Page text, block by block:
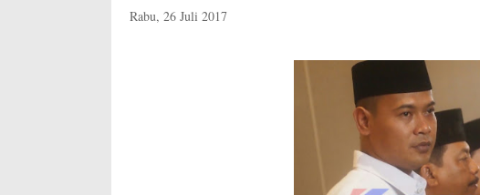
Rabu, 26 Juli 2017